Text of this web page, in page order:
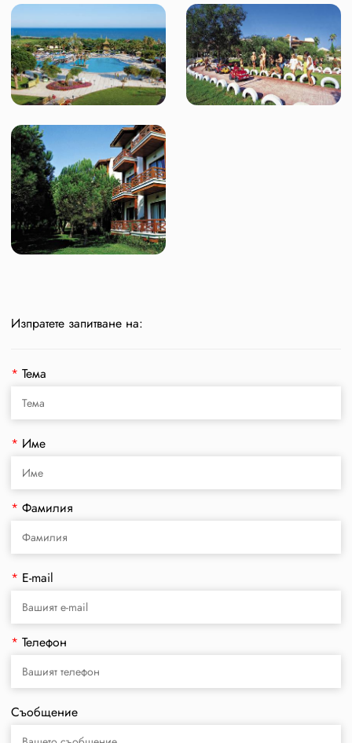
Изпратете запитване на:
* Тема
* Име
* Фамилия
* E-mail
* Телефон
Съобщение